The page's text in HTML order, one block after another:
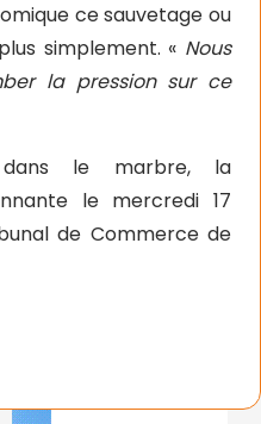
ce sauvetage ou
simplement. « Nous
la pression sur ce
le marbre, la
le mercredi 17
de Commerce de